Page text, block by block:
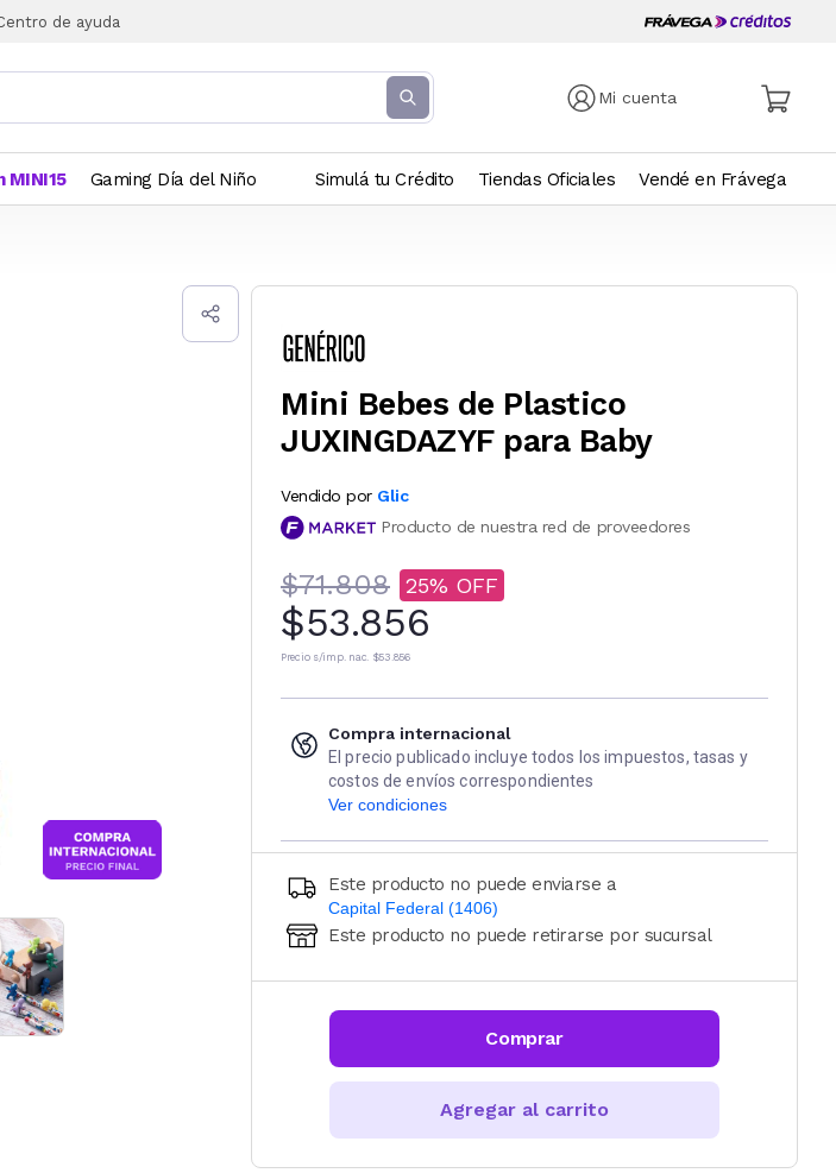
de ayuda
Mi cuenta
MINI15 Gaming Día del Niño Simulá tu Crédito Tiendas Oficiales Vendé en Frávega
Mini Bebes de Plastico
JUXINGDAZYF para Baby
Vendido por Glic
Producto de nuestra red de proveedores
$71.808 25
$53.856
Precio s/imp. nac. $53.856
Compra internacional
El precio publicado incluye todos los impuestos, tasas y
costos de envíos correspondientes
Ver condiciones
Este producto no puede enviarse a
Capital Federal (1406)
Ingresá código postal (sólo números)
CALCULAR
Este producto no puede retirarse por sucursal
Comprar
Agregar al carrito